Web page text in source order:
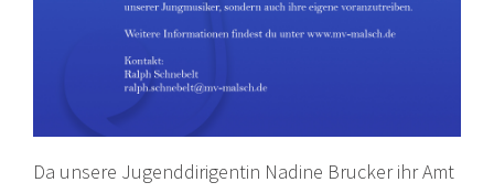
Da unsere Jugenddirigentin Nadine Brucker ihr Amt